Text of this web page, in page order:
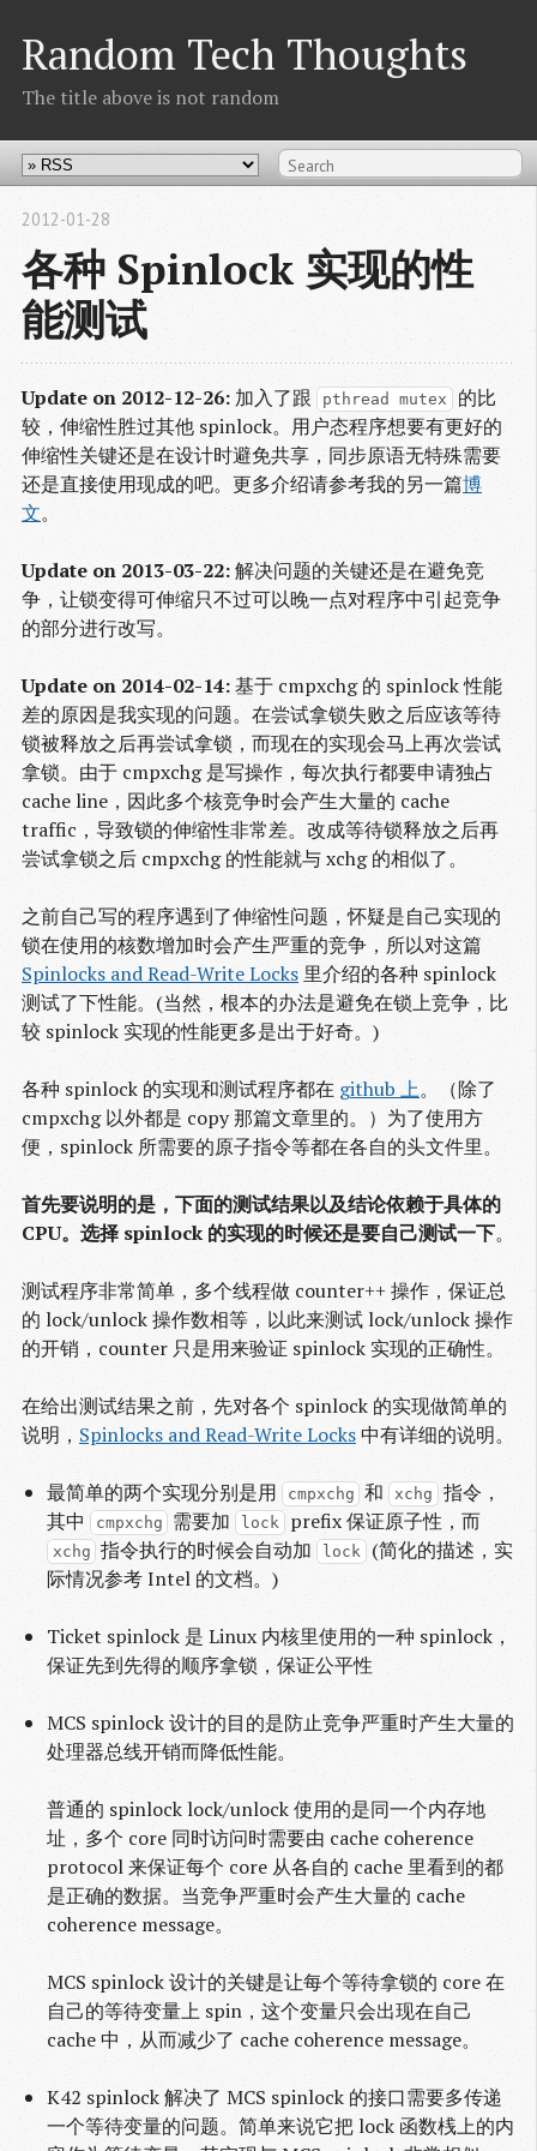
Random Tech Thoughts
The title above is not random
各种 Spinlock 实现的性
能测试
2012-01-28
Update on 2012-12-26:加入了跟 pthread mutex 的比
较，伸缩性胜过其他 spinlock。用户态程序想要有更好的
伸缩性关键还是在设计时避免共享，同步原语无特殊需要
还是直接使用现成的吧。更多介绍请参考我的另一篇博
文。
Update on 2013-03-22:解决问题的关键还是在避免竞
争，让锁变得可伸缩只不过可以晚一点对程序中引起竞争
的部分进行改写。
Update on 2014-02-14:基于 cmpxchg 的 spinlock 性能
差的原因是我实现的问题。在尝试拿锁失败之后应该等待
锁被释放之后再尝试拿锁，而现在的实现会马上再次尝试
拿锁。由于 cmpxchg 是写操作，每次执行都要申请独占
cache line，因此多个核竞争时会产生大量的 cache
traffic，导致锁的伸缩性非常差。改成等待锁释放之后再
尝试拿锁之后 cmpxchg 的性能就与 xchg 的相似了。
之前自己写的程序遇到了伸缩性问题，怀疑是自己实现的
锁在使用的核数增加时会产生严重的竞争，所以对这篇
Spinlocks and Read-Write Locks里介绍的各种 spinlock
测试了下性能。(当然，根本的办法是避免在锁上竞争，比
较 spinlock 实现的性能更多是出于好奇。)
各种 spinlock 的实现和测试程序都在 github 上。（除了
cmpxchg 以外都是 copy 那篇文章里的。）为了使用方
便，spinlock 所需要的原子指令等都在各自的头文件里。
首先要说明的是，下面的测试结果以及结论依赖于具体的
CPU。选择 spinlock 的实现的时候还是要自己测试一下。
测试程序非常简单，多个线程做 counter++ 操作，保证总
的 lock/unlock 操作数相等，以此来测试 lock/unlock 操作
的开销，counter 只是用来验证 spinlock 实现的正确性。
在给出测试结果之前，先对各个 spinlock 的实现做简单的
说明， Spinlocks and Read-Write Locks中有详细的说明。
最简单的两个实现分别是用 cmpxchg 和 xchg
指令，
其中
cmpxchg 需要加 lock prefix 保证原子性，而
xchg 指令执行的时候会自动加 lock
(简化的描述，实
际情况参考 Intel 的文档。)
Ticket spinlock 是 Linux 内核里使用的一种 spinlock，
保证先到先得的顺序拿锁，保证公平性
MCS spinlock 设计的目的是防止竞争严重时产生大量的
处理器总线开销而降低性能。
普通的 spinlock lock/unlock 使用的是同一个内存地
址，多个 core 同时访问时需要由 cache coherence
protocol 来保证每个 core 从各自的 cache 里看到的都
是正确的数据。当竞争严重时会产生大量的 cache
coherence message。
MCS spinlock 设计的关键是让每个等待拿锁的 core 在
自己的等待变量上 spin，这个变量只会出现在自己
cache 中，从而减少了 cache coherence message。
K42 spinlock 解决了 MCS spinlock 的接口需要多传递
一个等待变量的问题。简单来说它把 lock 函数桟上的内